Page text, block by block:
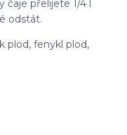
čaje přelijete 1/4 l
odstát.
plod, fenykl plod,